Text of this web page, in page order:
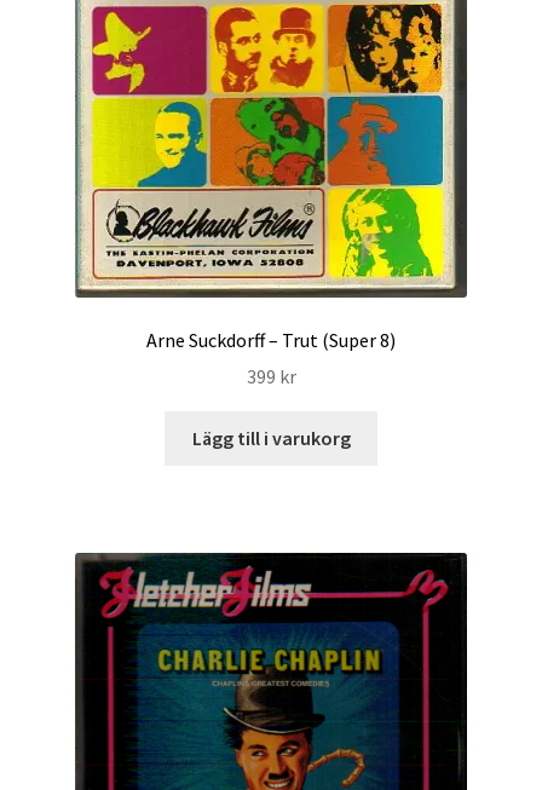
Arne Suckdorff – Trut (Super 8)
399 kr
Lägg till i varukorg